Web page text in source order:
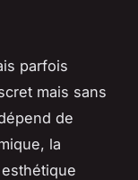
parfois
mais sans
de
la